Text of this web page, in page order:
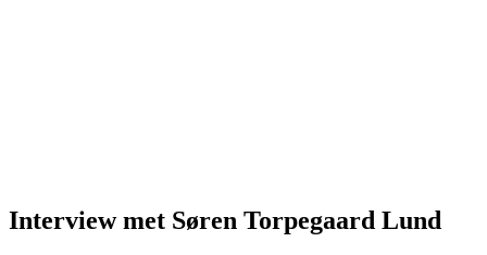
Interview met Søren Torpegaard Lund